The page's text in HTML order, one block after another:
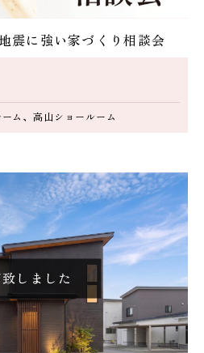
震に強い家づくり相談会
ム、高山ショールーム